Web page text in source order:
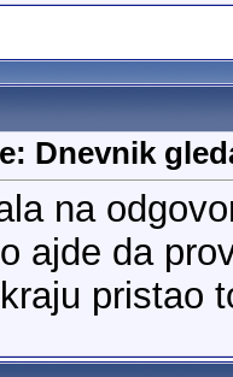
Dnevnik
na
ajde da
pristao